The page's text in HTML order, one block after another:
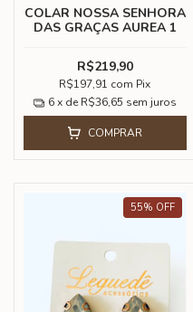
COLAR NOSSA SENHORA
DAS GRAÇAS AUREA 1
R$219,90
R$197,91 com Pix
6 x de R$36,65 sem juros
COMPRAR
55% OFF